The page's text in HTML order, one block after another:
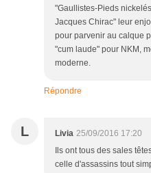
"Gaullistes-Pieds
Jacques Chirac" leur
pour parvenir au calque
"cum laude" pour NKM,
moderne.
Répondre
L Livia 25/09/2016 17:20
Ils ont tous des sales
celle d'assassins tout